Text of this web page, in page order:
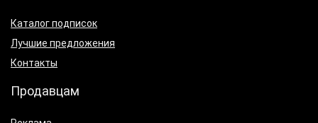
Каталог подписок
Лучшие предложения
Контакты
Продавцам